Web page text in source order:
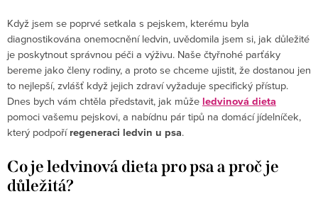
Když jsem se poprvé setkala s pejskem, kterému byla
diagnostikována onemocnění ledvin, uvědomila jsem si, jak důležité
je poskytnout správnou péči a výživu. Naše čtyřnohé parťáky
bereme jako členy rodiny, a proto se chceme ujistit, že dostanou jen
to nejlepší, zvlášť když jejich zdraví vyžaduje specifický přístup.
Dnes bych vám chtěla představit, jak může ledvinová dieta
pomoci vašemu pejskovi, a nabídnu pár tipů na domácí jídelníček,
který podpoříregeneraci ledvin u psa.
Co je ledvinová dieta pro psa a proč je
důležitá?